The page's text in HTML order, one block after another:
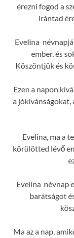
érezni fogod a
irántad
Evelina
ember, és
Köszöntjük és
Ezen a napon
a jókívánságokat,
Evelina, ma a
körülötted lévő
Evelina névnap
barátságot
Ma az a nap,